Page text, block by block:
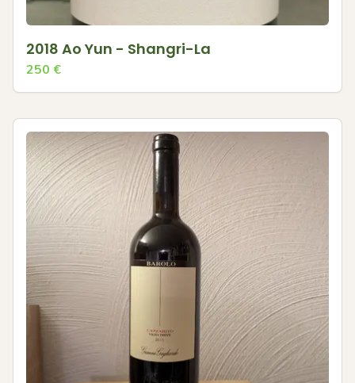
2018 Ao Yun - Shangri-La
250 €